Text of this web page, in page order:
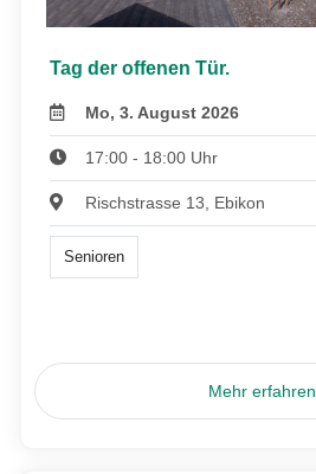
Tag der offenen Tür.
Mo, 3. August 2026
17:00 - 18:00 Uhr
Rischstrasse 13, Ebikon
Senioren
Mehr erfahren